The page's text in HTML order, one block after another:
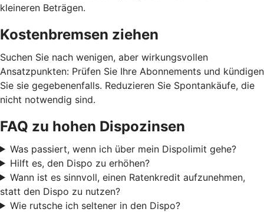
kleineren Beträgen.
Kostenbremsen ziehen
Suchen Sie nach wenigen, aber wirkungsvollen
Ansatzpunkten: Prüfen Sie Ihre Abonnements und kündigen
Sie sie gegebenenfalls. Reduzieren Sie Spontankäufe, die
nicht notwendig sind.
FAQ zu hohen Dispozinsen
Was passiert, wenn ich über mein Dispolimit gehe?
Hilft es, den Dispo zu erhöhen?
Wann ist es sinnvoll, einen Ratenkredit aufzunehmen,
statt den Dispo zu nutzen?
Wie rutsche ich seltener in den Dispo?